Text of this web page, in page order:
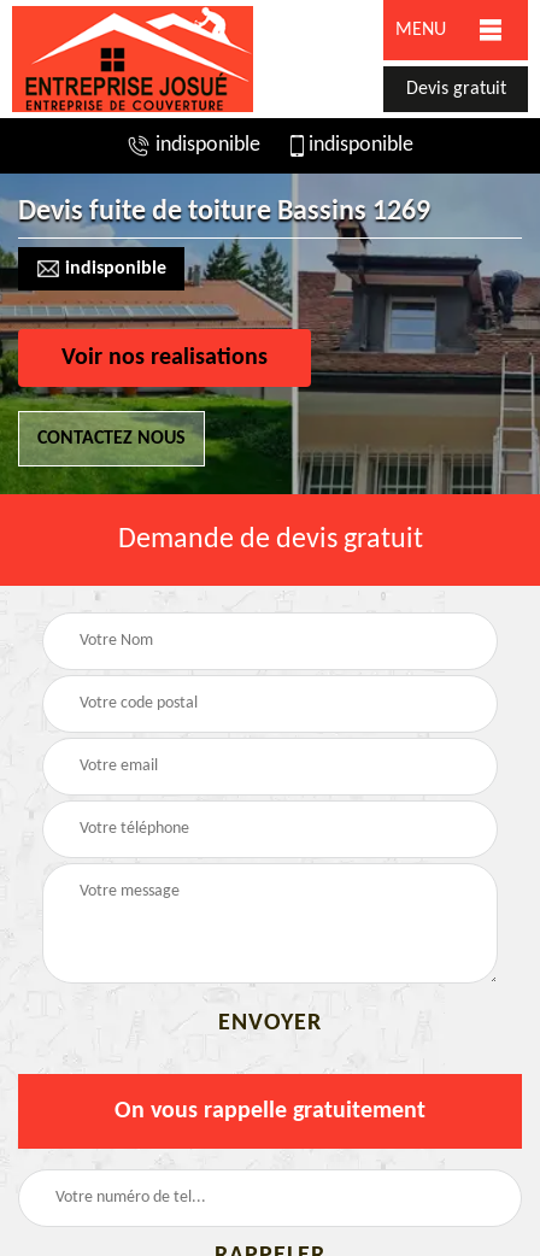
MENU
Devis gratuit
indisponible indisponible
Devis fuite de toiture Bassins 1269
indisponible
Voir nos realisations
CONTACTEZ NOUS
Demande de devis gratuit
On vous rappelle gratuitement